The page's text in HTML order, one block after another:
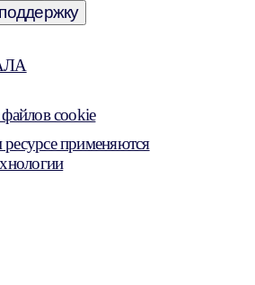
cookie
применяются